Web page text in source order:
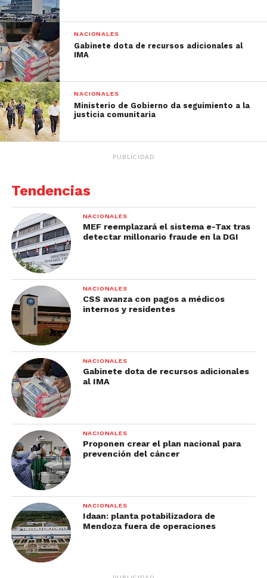
NACIONALES
Gabinete dota de recursos adicionales al
IMA
NACIONALES
Ministerio de Gobierno da seguimiento a la
justicia comunitaria
PUBLICIDAD
Tendencias
NACIONALES
MEF reemplazará el sistema e-Tax tras
detectar millonario fraude en la DGI
NACIONALES
CSS avanza con pagos a médicos
internos y residentes
NACIONALES
Gabinete dota de recursos adicionales
al IMA
NACIONALES
Proponen crear el plan nacional para
prevención del cáncer
NACIONALES
Idaan: planta potabilizadora de
Mendoza fuera de operaciones